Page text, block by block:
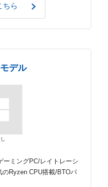
ちら
デル
ミングPC/レイトレーシ
Ryzen CPU搭載/BTOパ